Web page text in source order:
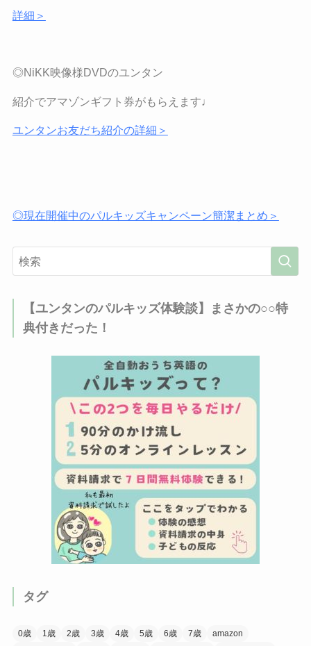
詳細＞
◎NiKK映像様DVDのユンタン
紹介でアマゾンギフト券がもらえます♩
ユンタンお友だち紹介の詳細＞
◎現在開催中のパルキッズキャンペーン簡潔まとめ＞
【ユンタンのパルキッズ体験談】まさかの○○特
典付きだった！
タグ
0歳 1歳 2歳 3歳 4歳 5歳 6歳 7歳
amazon